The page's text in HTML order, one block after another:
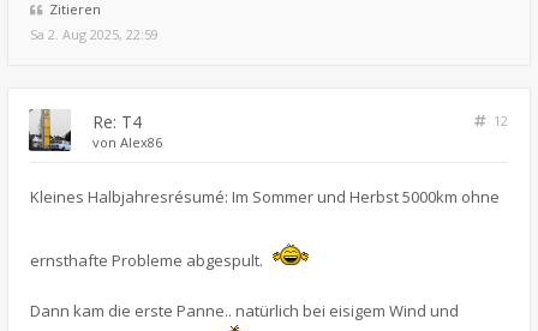
Zitieren
Sa 2. Aug 2025, 22:59
Re: T4
12
von Alex86
Kleines Halbjahresrésumé: Im Sommer und Herbst 5000km ohne
ernsthafte Probleme abgespult.
Dann kam die erste Panne.. natürlich bei eisigem Wind und